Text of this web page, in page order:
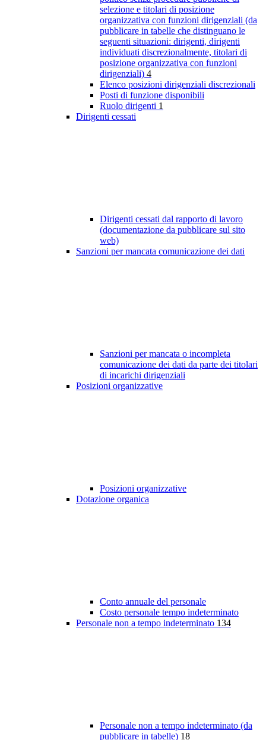
selezione e titolari di posizione
organizzativa con funzioni dirigenziali (da
pubblicare in tabelle che distinguano le
seguenti situazioni: dirigenti, dirigenti
individuati discrezionalmente, titolari di
posizione organizzativa con funzioni
dirigenziali) 4
Elenco posizioni dirigenziali discrezionali
Posti di funzione disponibili
Ruolo dirigenti 1
Dirigenti cessati
Dirigenti cessati dal rapporto di lavoro
(documentazione da pubblicare sul sito
web)
Sanzioni per mancata comunicazione dei dati
Sanzioni per mancata o incompleta
comunicazione dei dati da parte dei titolari
di incarichi dirigenziali
Posizioni organizzative
Posizioni organizzative
Dotazione organica
Conto annuale del personale
Costo personale tempo indeterminato
Personale non a tempo indeterminato 134
Personale non a tempo indeterminato (da
pubblicare in tabelle) 18